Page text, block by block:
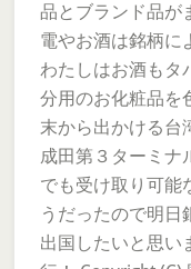
品とブランド品が
電やお酒は銘柄に
わたしはお酒もタ
分用のお化粧品を
末から出かける台
成田第３ターミナ
でも受け取り可能
うだったので明日
出国したいと思い